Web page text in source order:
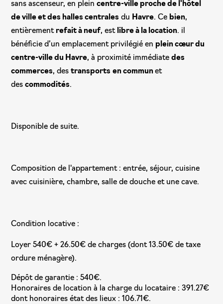
sans ascenseur, en pleincentre-ville proche de l'hôtel
de ville et des halles centrales du Havre. Ce bien,
entièrement refait à neuf, est libre à la location. il
bénéficie d’un emplacement privilégié en plein cœur du
centre-ville du Havre, à proximité immédiatedes
commerces, destransports en communet
descommodités.
Disponible de suite.
Composition de l'appartement : entrée, séjour, cuisine
avec cuisinière, chambre, salle de douche et une cave.
Condition locative :
Loyer 540€ + 26.50€ de charges (dont 13.50€ de taxe
ordure ménagère).
Dépôt de garantie : 540€.
Honoraires de location à la charge du locataire : 391.27€
dont honoraires état des lieux : 106.71€.